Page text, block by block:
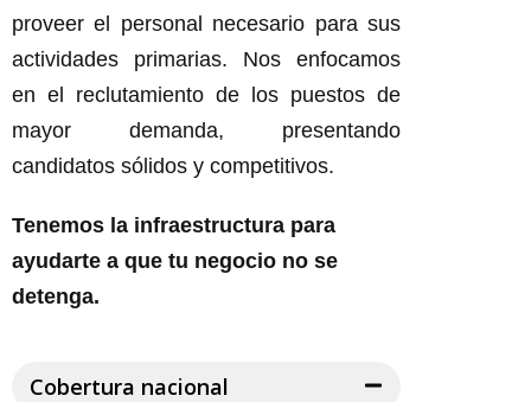
proveer el personal necesario para sus
actividades primarias. Nos enfocamos
en el reclutamiento de los puestos de
mayor demanda, presentando
candidatos sólidos y competitivos.
Tenemos la infraestructura para
ayudarte a que tu negocio no se
detenga.
Cobertura nacional